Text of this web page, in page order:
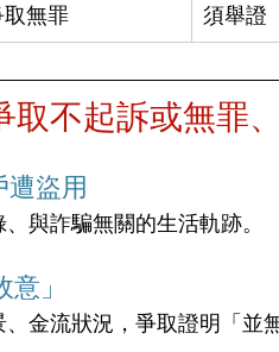
取無罪 須舉證
不起訴或無罪
遭盜用
與詐騙無關的生活軌跡。
」
金流狀況，爭取證明「並